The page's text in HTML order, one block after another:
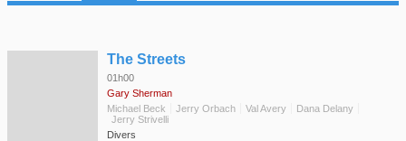
The Streets
01h00
Gary Sherman
Michael Beck
Jerry Orbach Val Avery
Dana Delany
Jerry Strivelli
Divers